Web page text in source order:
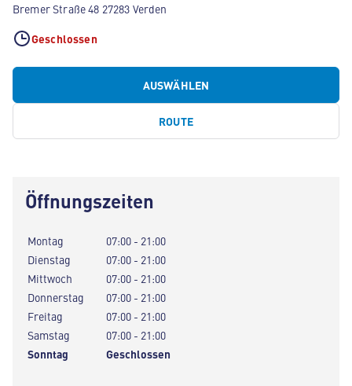
Bremer Straße 48 27283 Verden
Geschlossen
AUSWÄHLEN
ROUTE
Öffnungszeiten
Montag
07:00 - 21:00
Dienstag
07:00 - 21:00
Mittwoch
07:00 - 21:00
Donnerstag
07:00 - 21:00
Freitag
07:00 - 21:00
Samstag
07:00 - 21:00
Sonntag
Geschlossen